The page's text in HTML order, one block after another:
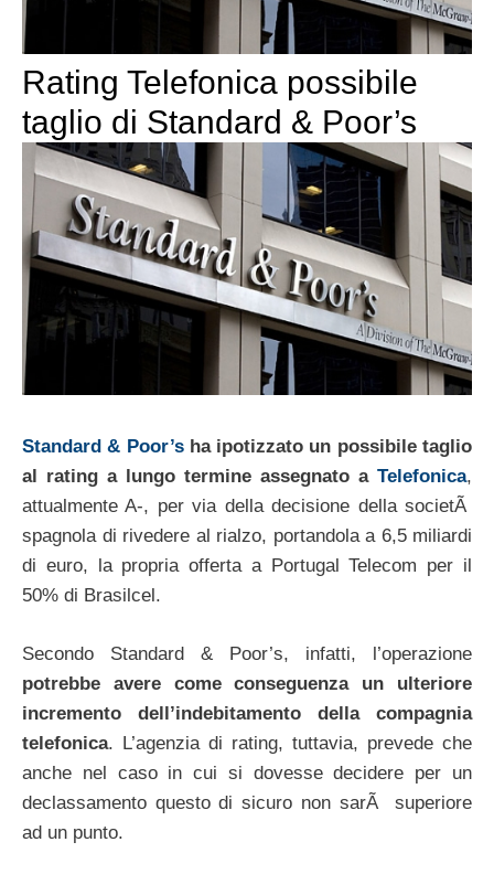
Rating Telefonica possibile
taglio di Standard & Poor’s
Standard & Poor’sha ipotizzato un possibile taglio
al rating a lungo termine assegnato a Telefonica,
attualmente A-, per via della decisione della societÃ
spagnola di rivedere al rialzo, portandola a 6,5 miliardi
di euro, la propria offerta a Portugal Telecom per il
50% di Brasilcel.
Secondo Standard & Poor’s, infatti, l’operazione
potrebbe avere come conseguenza un ulteriore
incremento dell’indebitamento della compagnia
telefonica. L’agenzia di rating, tuttavia, prevede che
anche nel caso in cui si dovesse decidere per un
declassamento questo di sicuro non sarÃ superiore
ad un punto.